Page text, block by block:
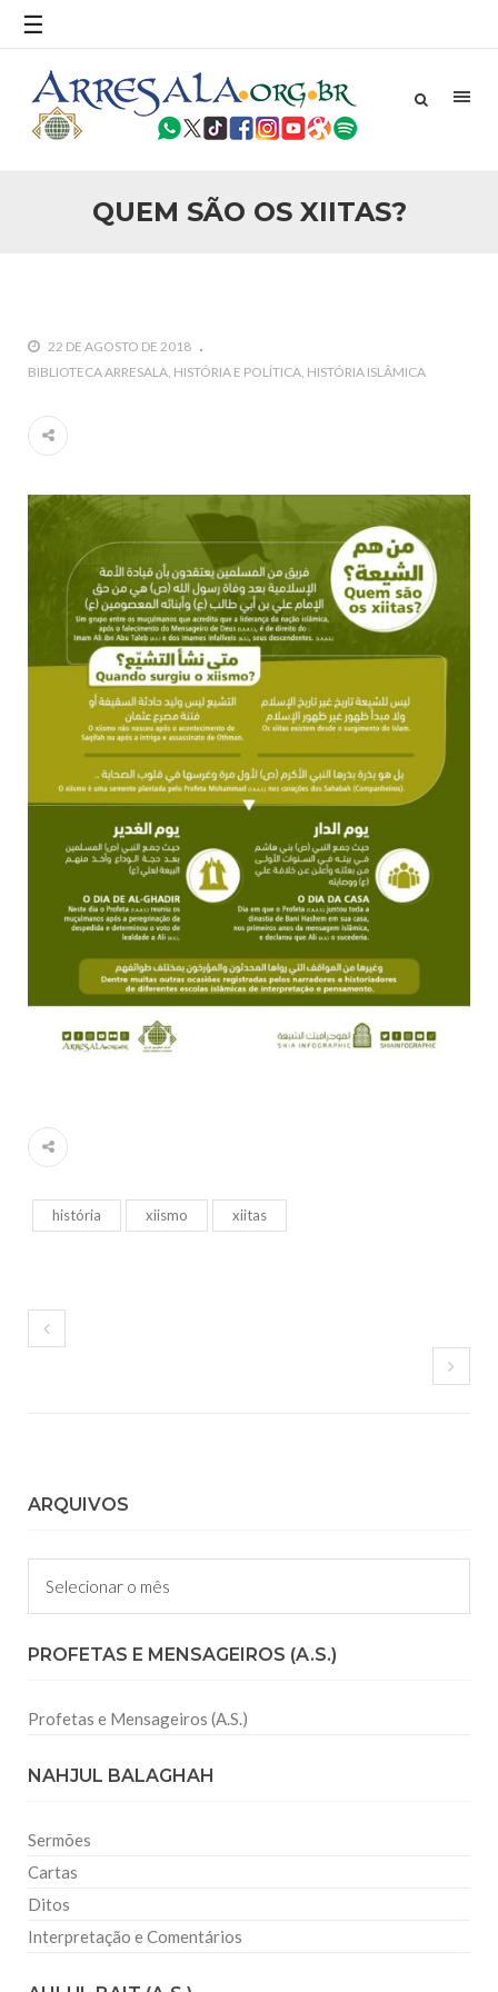
☰
QUEM SÃO OS XIITAS?
Conflito
Por: Ahmed Ismail Introdução O presente artigo resume as
principais considerações do autor sobre os atentados de 11
25 DE SETEMBRO DE 2010
5 DE NOVEMBRO DE 2013
Em nome de Deus, O Clemente, O Misericordioso! O Centro
Islâmico no Brasil parabeniza a nação islâmica pela chegada
no ano novo muçulmano de 1435 Hejrita. Desejamos a
10 DE NOVEMBRO DE 2013
Falecimento do Imam Ali Ibn Al-Hussein
(A.S.)
Em nome de Deus, o Clemente, o Misericordioso! Diante da
data em que relembramos o martírio do quarto Imam dos
muçulmanos, o Imam Ali Ibn Al-Hussein Ibn Ali Ibn Abi Táleb
(A.S.), conhecido por “Zein Al-Ábidin” (Formosura
NOTÍCIAS
Centro Islâmico no Brasil recebe o ex-
ministro das Relações Exteriores da
República Islâmica do Irã
Na noite da quinta-feira, 03 de Abril, o Centro Islâmico no
Brasil recebeu em sua sede, em São Paulo, o ex-ministro das
Relações Exteriores da República Islâmica do Irã, Sr. Kamal
Kharrazi, que encontra-se visitando
22 DE AGOSTO DE 2018
BIBLIOTECA ARRESALA HISTÓRIA E POLÍTICA HISTÓRIA ISLÂMICA
história xiismo xiitas
ARQUIVOS
Arquivos
PROFETAS E MENSAGEIROS (A.S.)
Profetas e Mensageiros (A.S.)
NAHJUL BALAGHAH
Sermões
Cartas
Ditos
Interpretação e Comentários